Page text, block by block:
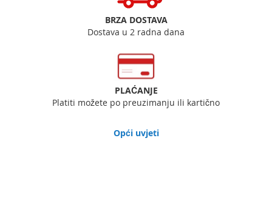
BRZA DOSTAVA
Dostava u 2 radna dana
PLAĆANJE
Platiti možete po preuzimanju ili kartično
Opći uvjeti